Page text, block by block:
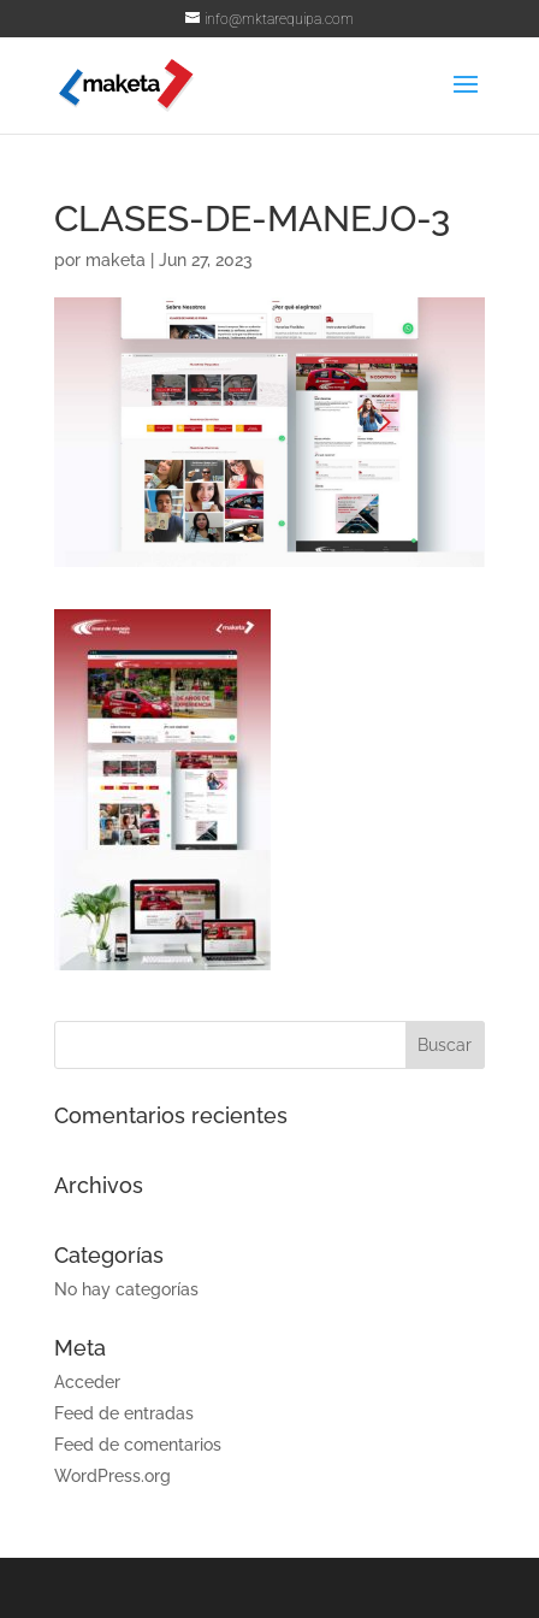
info@mktarequipa.com
CLASES-DE-MANEJO-3
por maketa Jun 27, 2023
Comentarios recientes
Archivos
Categorías
No hay categorías
Meta
Acceder
Feed de entradas
Feed de comentarios
WordPress.org